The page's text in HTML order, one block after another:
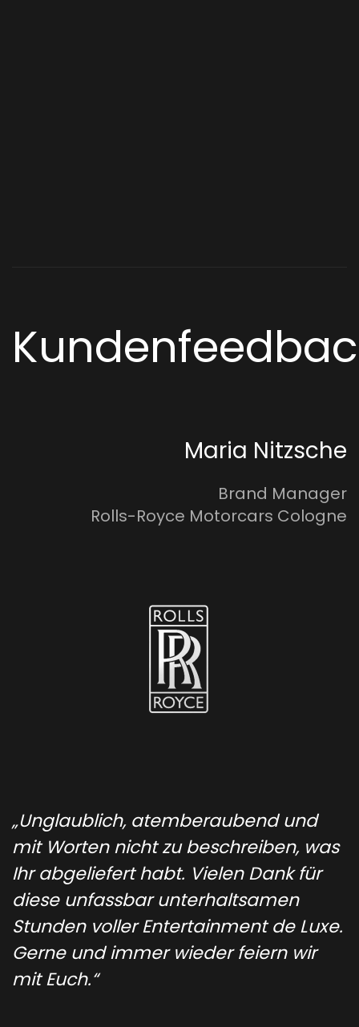
Maria Nitzsche
Brand Manager
Rolls-Royce Motorcars Cologne
„Unglaublich, atemberaubend und
mit Worten nicht zu beschreiben, was
Ihr abgeliefert habt. Vielen Dank für
diese unfassbar unterhaltsamen
Stunden voller Entertainment de Luxe.
Gerne und immer wieder feiern wir
mit Euch.“